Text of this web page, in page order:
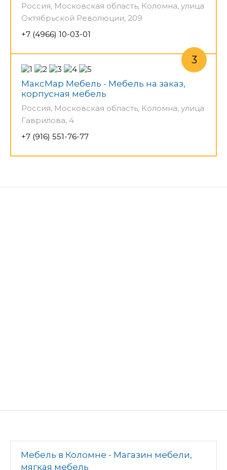
Россия, Московская область, Коломна, улица
Октябрьской Революции, 209
+7 (4966) 10-03-01
МаксМар Мебель - Мебель на заказ,
корпусная мебель
Россия, Московская область, Коломна, улица
Гаврилова, 4
+7 (916) 551-76-77
Мебель в Коломне - Магазин мебели,
мягкая мебель